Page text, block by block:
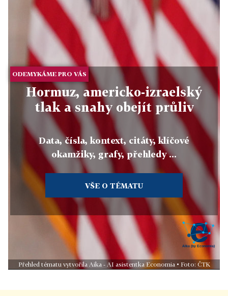
ODEMYKÁME PRO VÁS
Hormuz, americko-izraelský
tlak a snahy obejít průliv
Data, čísla, kontext, citáty, klíčové
okamžiky, grafy, přehledy ...
VŠE O TÉMATU
Přehled tématu vytvořila Aika - AI asistentka Economia • Foto: ČTK